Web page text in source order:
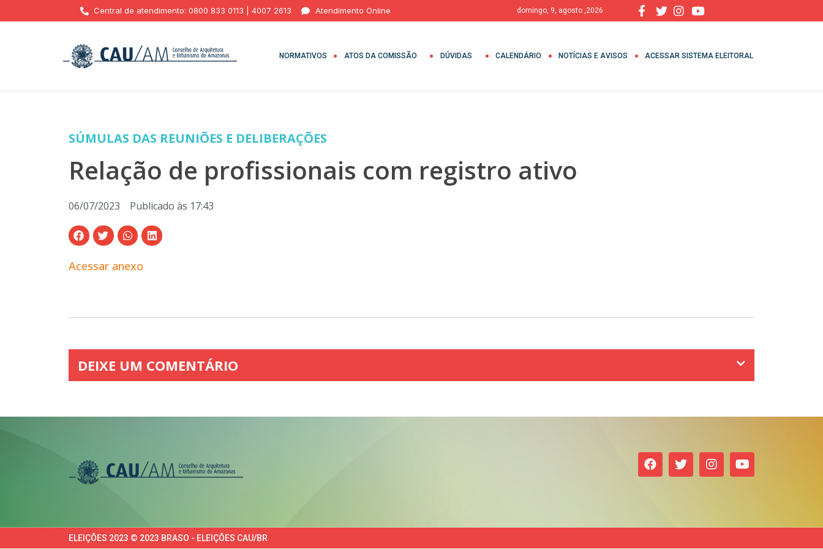
Central de atendimento: 0800 833 0113 | 4007 2613 Atendimento Online domingo, 9, agosto ,2026
NORMATIVOS ATOS DA COMISSÃO DÚVIDAS CALENDÁRIO NOTÍCIAS E AVISOS ACESSAR SISTEMA ELEITORAL
SÚMULAS DAS REUNIÕES E DELIBERAÇÕES
Relação de profissionais com registro ativo
06/07/2023 Publicado às 17:43
Acessar anexo
DEIXE UM COMENTÁRIO
ELEIÇÕES 2023 © 2023 BRASO - ELEIÇÕES CAU/BR